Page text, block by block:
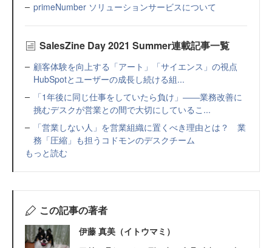
primeNumber ソリューションサービスについて
SalesZine Day 2021 Summer連載記事一覧
顧客体験を向上する「アート」「サイエンス」の視点
HubSpotとユーザーの成長し続ける組...
「1年後に同じ仕事をしていたら負け」――業務改善に
挑むデスクが営業との間で大切にしているこ...
「営業しない人」を営業組織に置くべき理由とは？ 業
務「圧縮」も担うコドモンのデスクチーム
もっと読む
この記事の著者
伊藤 真美（イトウマミ）